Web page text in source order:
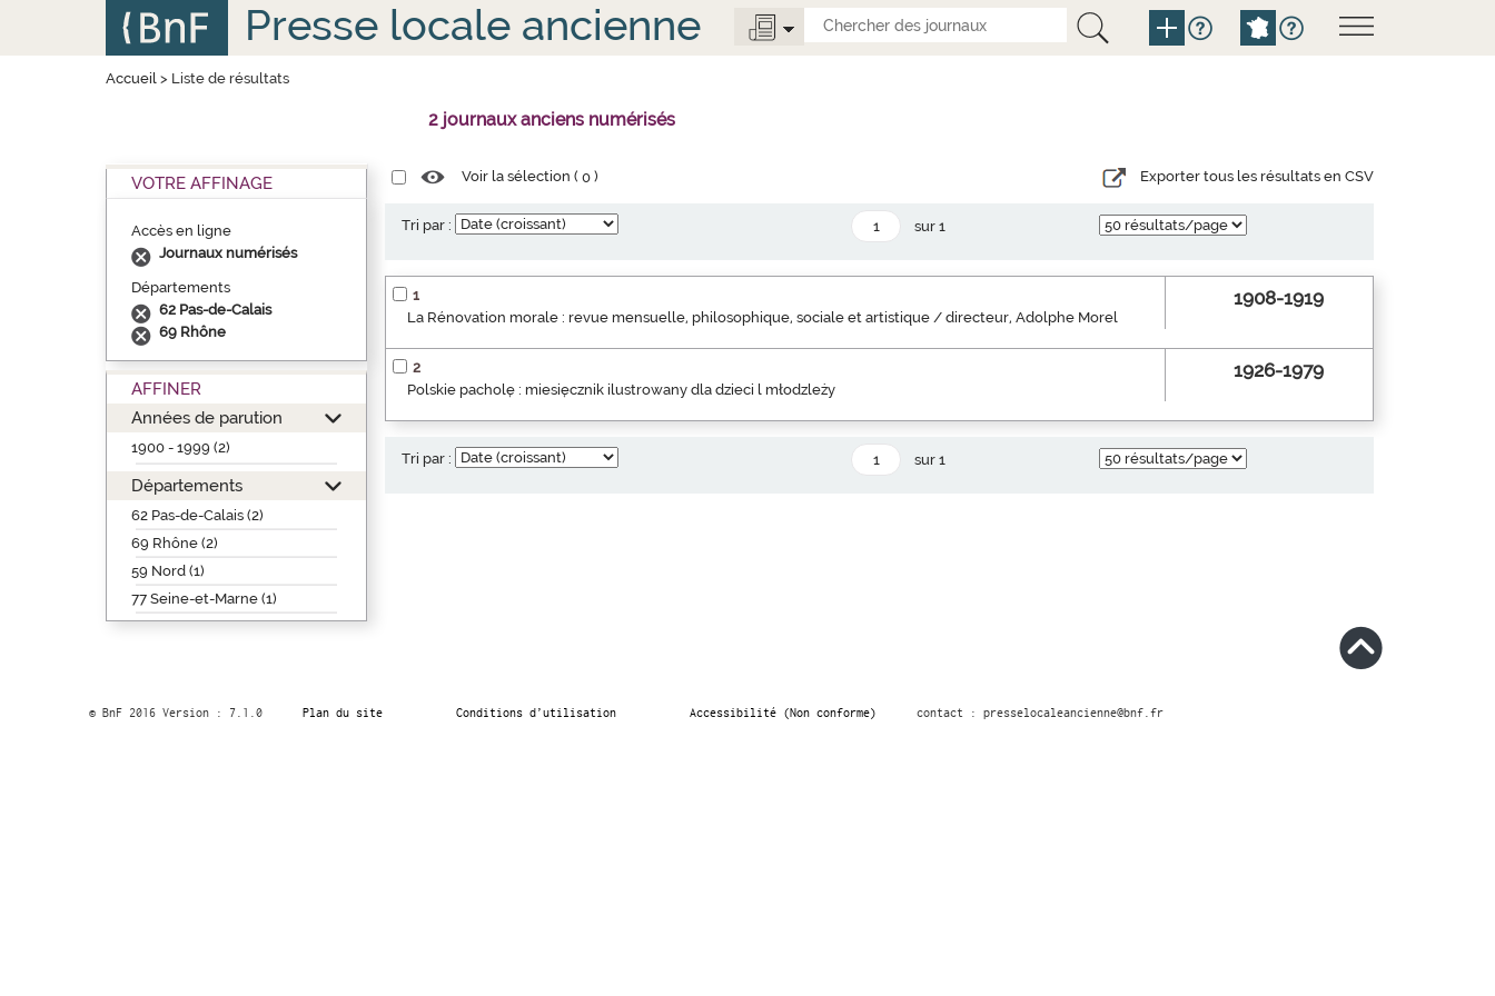
Presse locale ancienne
Accueil> Liste de résultats
2 journaux anciens numérisés
VOTRE AFFINAGE
Accès en ligne
Journaux numérisés
Départements
62 Pas-de-Calais
69 Rhône
AFFINER
Années de parution
1900 - 1999 (2)
Départements
62 Pas-de-Calais (2)
69 Rhône (2)
59 Nord (1)
77 Seine-et-Marne (1)
Voir la sélection (0 ) Exporter tous les résultats en CSV
Tri par : sur 1
1
La Rénovation morale : revue mensuelle, philosophique, sociale et artistique / directeur, Adolphe Morel
1908-1919
2
Polskie pacholę : miesięcznik ilustrowany dla dzieci l młodzleży
1926-1979
Tri par : sur 1
© BnF 2016 Version : 7.1.0 Plan du site Conditions d’utilisation Accessibilité (Non conforme) contact : presselocaleancienne@bnf.fr
Panneau de gestion des cookies